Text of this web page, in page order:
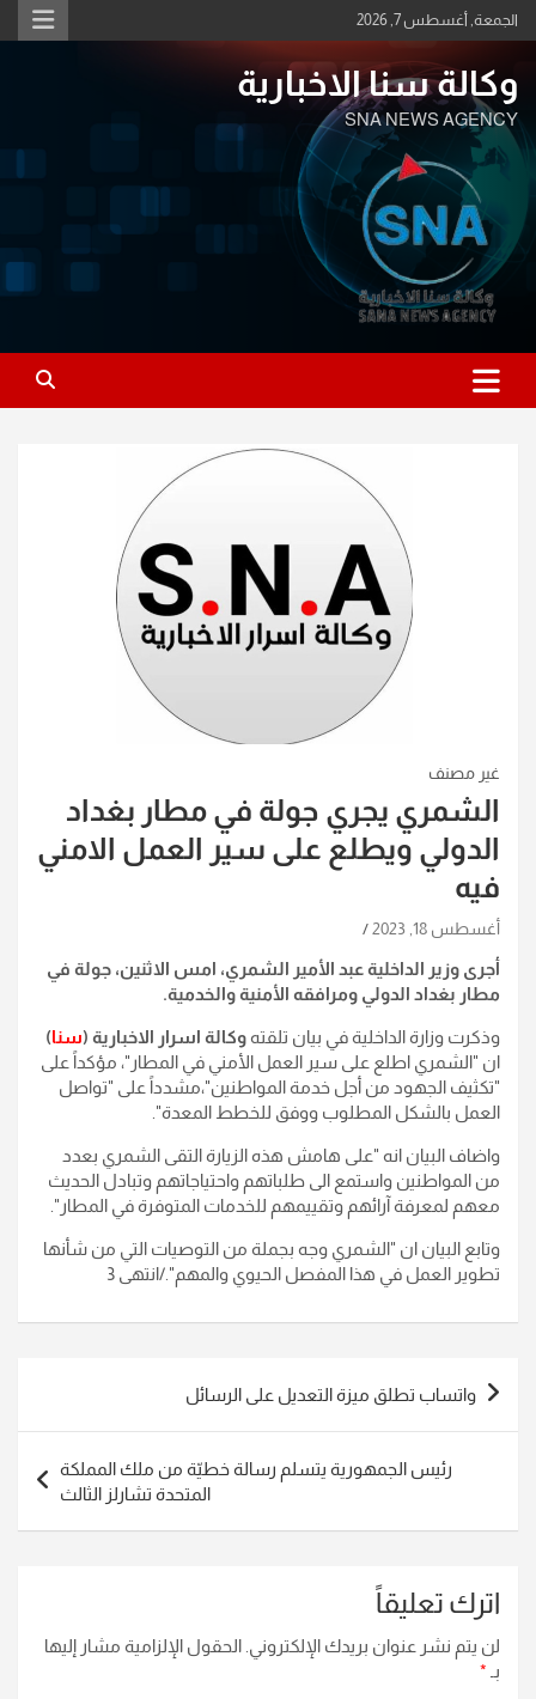
Skip
to
الجمعة, أغسطس 7, 2026
وكالة سنا الاخبارية
SNA NEWS AGENCY
غير مصنف
الشمري يجري جولة في مطار بغداد
الدولي ويطلع على سير العمل الامني
فيه
أغسطس 18, 2023
أجرى وزير الداخلية عبد الأمير الشمري، امس الاثنين، جولة في
مطار بغداد الدولي ومرافقه الأمنية والخدمية.
وذكرت وزارة الداخلية في بيان تلقتهوكالة اسرار الاخبارية (سنا)
ان "الشمري اطلع على سير العمل الأمني في المطار"، مؤكداً على
"تكثيف الجهود من أجل خدمة المواطنين"،مشدداً على "تواصل
العمل بالشكل المطلوب ووفق للخطط المعدة".
واضاف البيان انه "على هامش هذه الزيارة التقى الشمري بعدد
من المواطنين واستمع الى طلباتهم واحتياجاتهم وتبادل الحديث
معهم لمعرفة آرائهم وتقييمهم للخدمات المتوفرة في المطار".
وتابع البيان ان "الشمري وجه بجملة من التوصيات التي من شأنها
تطوير العمل في هذا المفصل الحيوي والمهم"./انتهى 3
تصفّح
المقالات
واتساب تطلق ميزة التعديل على الرسائل
رئيس الجمهورية يتسلم رسالة خطيّة من ملك المملكة
المتحدة تشارلز الثالث
اترك تعليقاً
لن يتم نشر عنوان بريدك الإلكتروني. الحقول الإلزامية مشار إليها
بـ *